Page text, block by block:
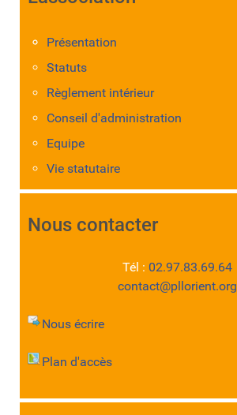
Présentation
Statuts
Règlement intérieur
Conseil d'administration
Equipe
Vie statutaire
Nous contacter
Tél : 02.97.83.69.64
contact@pllorient.org
Nous écrire
Plan d'accès